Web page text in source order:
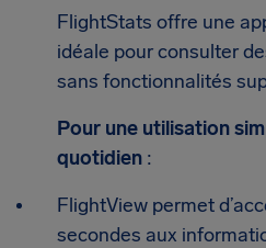
FlightStats offre une
idéale pour consulter
sans fonctionnalités
Pour une utilisation
quotidien :
FlightView permet
secondes aux